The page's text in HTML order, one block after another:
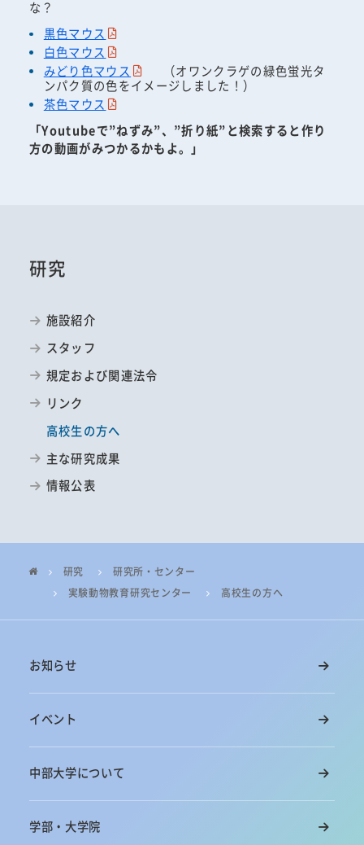
な？
黒色マウス
白色マウス
みどり色マウス
（オワンクラゲの緑色蛍光タ
ンパク質の色をイメージしました！）
茶色マウス
「Youtubeで”ねずみ”、”折り紙”と検索すると作り
方の動画がみつかるかもよ。」
研究
施設紹介
スタッフ
規定および関連法令
リンク
高校生の方へ
主な研究成果
情報公表
研究
研究所・センター
実験動物教育研究センター
高校生の方へ
お知らせ
イベント
中部大学について
学部・大学院